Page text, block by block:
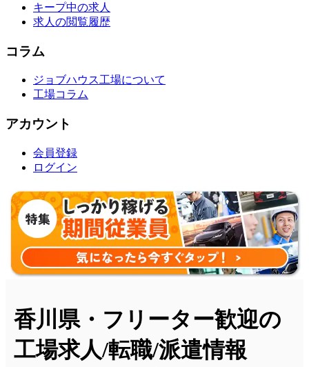
キープ中の求人
求人の閲覧履歴
コラム
ジョブハウス工場について
工場コラム
アカウント
会員登録
ログイン
香川県・フリーター歓迎の
工場求人/転職/派遣情報